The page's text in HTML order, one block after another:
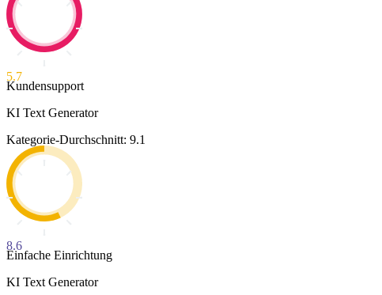
5.7
Kundensupport
KI Text Generator
Kategorie-Durchschnitt: 9.1
8.6
Einfache Einrichtung
KI Text Generator